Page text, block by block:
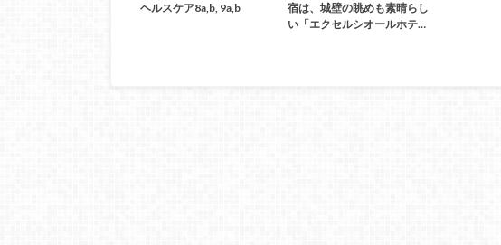
ヘルスケア8a,b, 9a,b
宿は、城壁の眺めも素晴らし
い「エクセルシオールホテ…